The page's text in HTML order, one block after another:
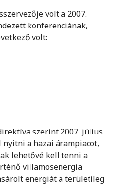
volt a 2007.
konferenciának,
volt:
szerint 2007. július
nyitni a hazai árampiacot,
lehetővé kell tenni a
villamosenergia
energiát a területileg